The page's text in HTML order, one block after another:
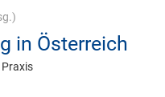
in Österreich